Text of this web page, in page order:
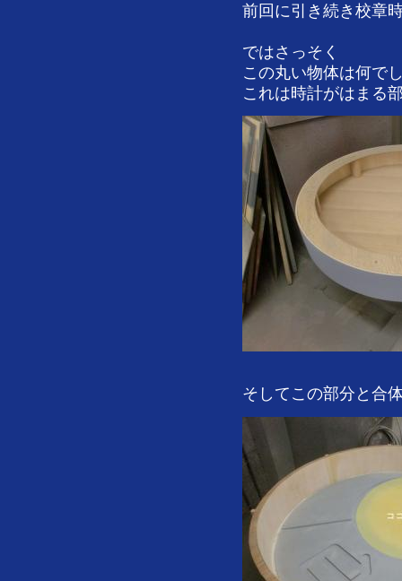
前回に引き続き校章
ではさっそく
この丸い物体は何で
これは時計がはまる
そしてこの部分と合